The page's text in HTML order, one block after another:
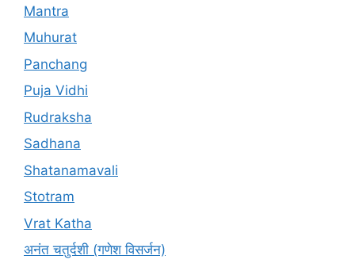
Mantra
Muhurat
Panchang
Puja Vidhi
Rudraksha
Sadhana
Shatanamavali
Stotram
Vrat Katha
अनंत चतुर्दशी (गणेश विसर्जन)